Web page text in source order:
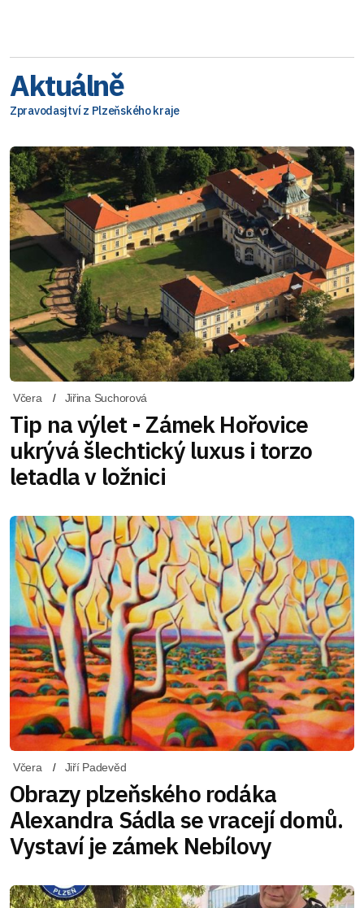
Aktuálně
Zpravodasjtví z Plzeňského kraje
Včera Jiřina Suchorová
Tip na výlet - Zámek Hořovice
ukrývá šlechtický luxus i torzo
letadla v ložnici
Včera Jiří Padevěd
Obrazy plzeňského rodáka
Alexandra Sádla se vracejí domů.
Vystaví je zámek Nebílovy